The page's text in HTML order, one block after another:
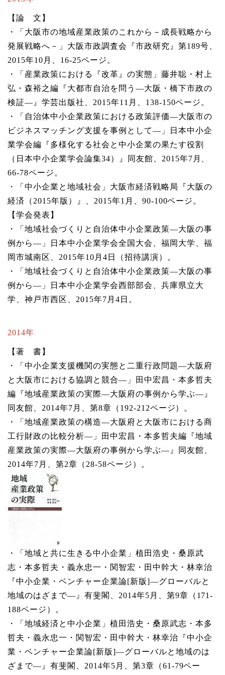
【論 文】
・「大阪市の地域産業政策のこれから－成長戦略から
発展戦略へ－」大阪市政調査会『市政研究』第189号、
2015年10月、16-25ページ。
・「産業政策における『改革』の実態」藤井聡・村上
弘・森裕之編『大都市自治を問う―大阪・橋下市政の
検証―』学芸出版社、2015年11月、138-150ページ。
・「自治体中小企業政策における政策評価―大阪市の
ビジネスマッチング支援を事例として―」日本中小企
業学会編『多様化する社会と中小企業の果たす役割
（日本中小企業学会論集34）』同友館、2015年7月、
66-78ページ。
・「中小企業と地域社会」大阪市経済戦略局『大阪の
経済（2015年版）』、2015年1月、90-100ページ。
【学会発表】
・「地域社会づくりと自治体中小企業政策―大阪の事
例から―」日本中小企業学会全国大会、福岡大学、福
岡市城南区、2015年10月4日（招待講演）。
・「地域社会づくりと自治体中小企業政策―大阪の事
例から―」日本中小企業学会西部部会、兵庫県立大
学、神戸市西区、2015年7月4日。
2014年
【著 書】
・「中小企業支援機関の実態と二重行政問題―大阪府
と大阪市における協調と競合―」田中宏昌・本多哲夫
編『地域産業政策の実際―大阪府の事例から学ぶ―』
同友館、2014年7月、第8章（192-212ページ）。
・「地域産業政策の構造―大阪府と大阪市における商
工行財政の比較分析―」田中宏昌・本多哲夫編『地域
産業政策の実際―大阪府の事例から学ぶ―』同友館、
2014年7月、第2章（28-58ページ）。
・「地域と共に生きる中小企業」植田浩史・桑原武
志・本多哲夫・義永忠一・関智宏・田中幹大・林幸治
『中小企業・ベンチャー企業論[新版]―グローバルと
地域のはざまで―』有斐閣、2014年5月、第9章（171-
188ページ）。
・「地域経済と中小企業」植田浩史・桑原武志・本多
哲夫・義永忠一・関智宏・田中幹大・林幸治『中小企
業・ベンチャー企業論[新版]―グローバルと地域のは
ざまで―』有斐閣、2014年5月、第3章（61-79ペー